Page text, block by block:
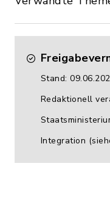
Stand:
Redaktionell
Integration